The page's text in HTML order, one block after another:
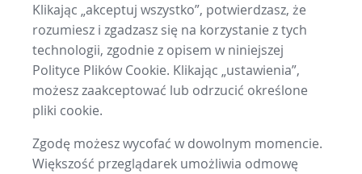
Klikając „akceptuj wszystko”, potwierdzasz, że
rozumiesz i zgadzasz się na korzystanie z tych
technologii, zgodnie z opisem w niniejszej
Polityce Plików Cookie. Klikając „ustawienia”,
możesz zaakceptować lub odrzucić określone
pliki cookie.
Zgodę możesz wycofać w dowolnym momencie.
Większość przeglądarek umożliwia odmowę